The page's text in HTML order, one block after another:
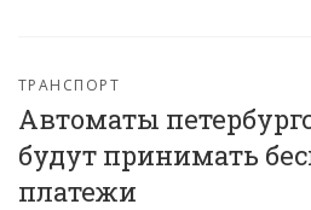
ТРАНСПОРТ
Автоматы
будут принимать
платежи